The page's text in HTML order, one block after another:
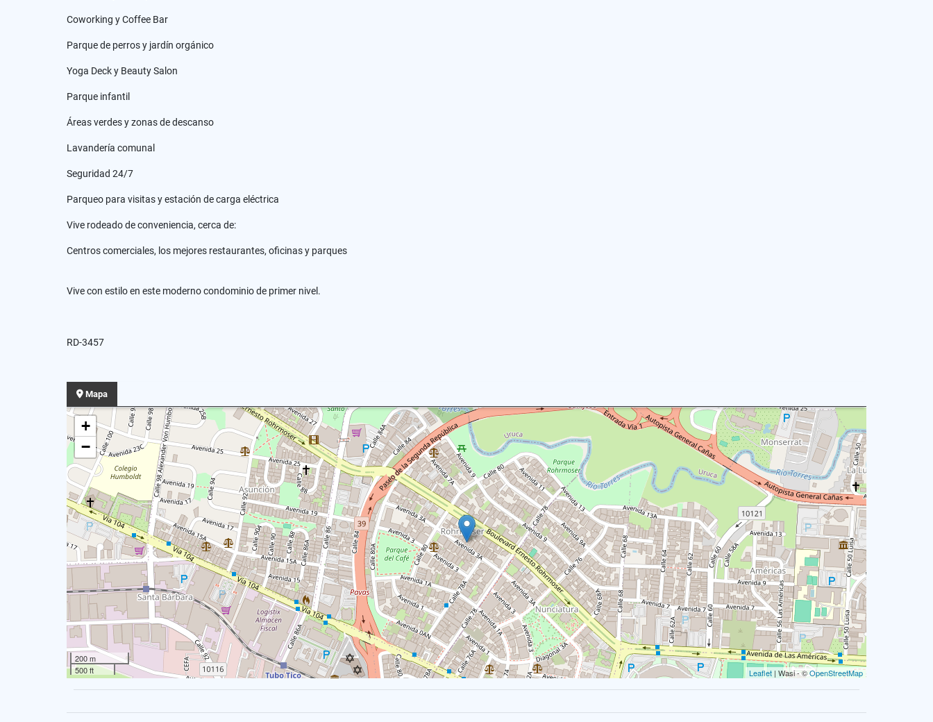
Coworking y Coffee Bar
Parque de perros y jardín orgánico
Yoga Deck y Beauty Salon
Parque infantil
Áreas verdes y zonas de descanso
Lavandería comunal
Seguridad 24/7
Parqueo para visitas y estación de carga eléctrica
Vive rodeado de conveniencia, cerca de:
Centros comerciales, los mejores restaurantes, oficinas y parques
Vive con estilo en este moderno condominio de primer nivel.
RD-3457
Mapa
+
−
200 m
500 ft
Leaflet | Wasi - ©OpenStreetMap